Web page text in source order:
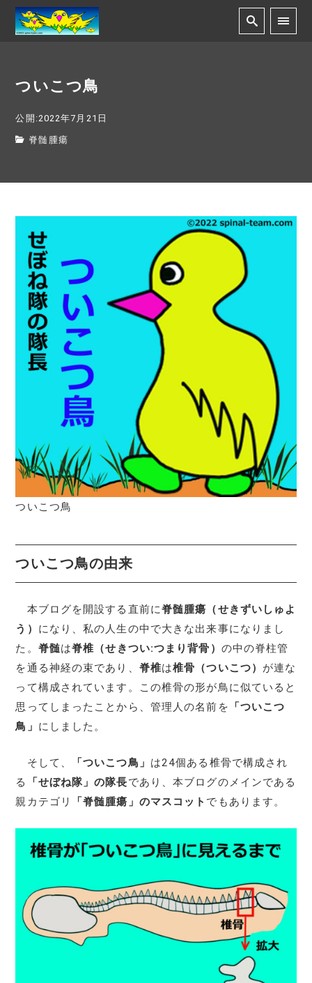
ついこつ鳥
公開:2022年7月21日
脊髄腫瘍
ついこつ鳥
ついこつ鳥の由来
本ブログを開設する直前に脊髄腫瘍（せきずいしゅよ
う） になり、私の人生の中で大きな出来事になりまし
た。脊髄は脊椎（せきつい:つまり背骨） の中の脊柱管
を通る神経の束であり、脊椎は椎骨（ついこつ） が連な
って構成されています。この椎骨の形が鳥に似ていると
思ってしまったことから、管理人の名前を 「ついこつ
鳥」 にしました。
そして、 「ついこつ鳥」 は24個ある椎骨で構成され
る
「せぼね隊」の隊長であり、本ブログのメインである
親カテゴリ
「脊髄腫瘍」のマスコット でもあります。